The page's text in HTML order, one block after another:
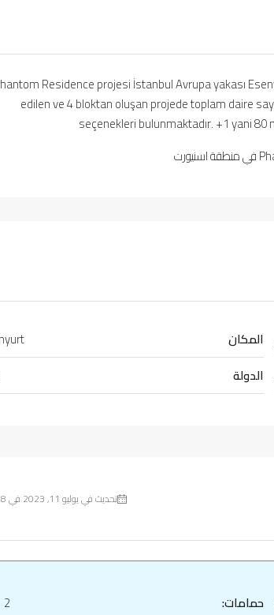
Residence projesi İstanbul Avrupa yakası
edilen ve 4 bloktan oluşan projede toplam daire
seçenekleri bulunmaktadır. +1 yani
المكان
الدولة
تحديث في يوليو 11, 2023 في 1:28 م
حمامات:
2